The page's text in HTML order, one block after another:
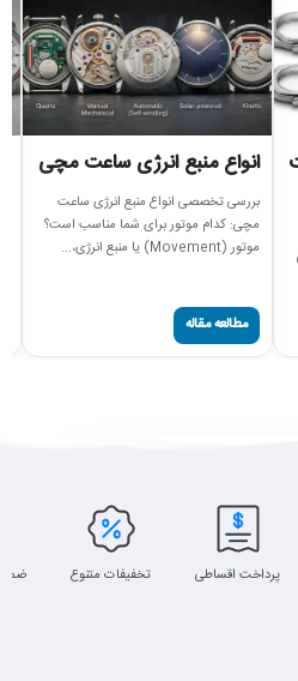
انواع منبع انرژی ساعت مچی
بررسی تخصصی انواع منبع انرژی ساعت
مچی: کدام موتور برای شما مناسب است؟
موتور (Movement) یا منبع انرژی،...
مطالعه مقاله
پرداخت اقساطی تخفیفات متنوع